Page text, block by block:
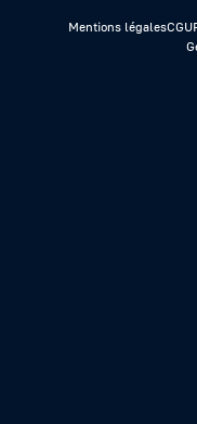
Mentions légalesCGU